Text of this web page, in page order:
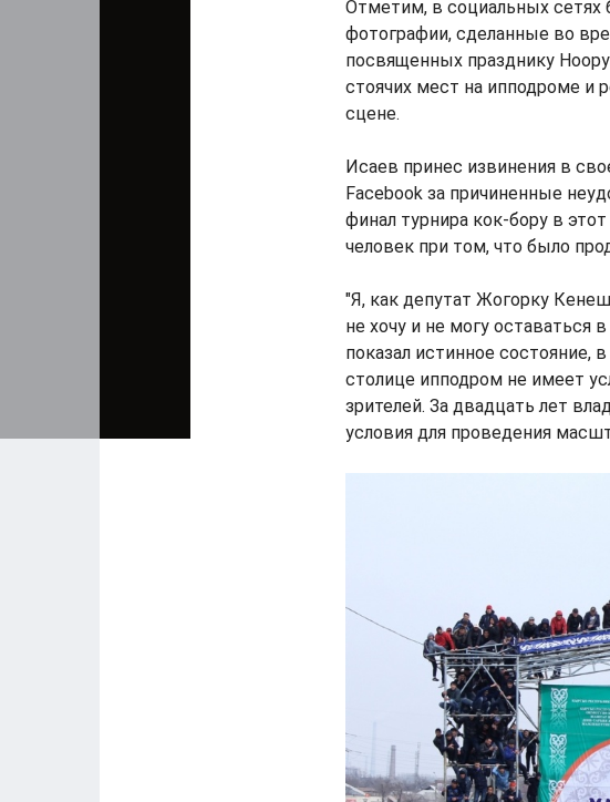
Отметим, в социальных сетях
фотографии, сделанные во
посвященных празднику
стоячих мест на ипподроме и
сцене.
Исаев принес извинения в
Facebook за причиненные
финал турнира кок-бору в
человек при том, что было
"Я, как депутат Жогорку
не хочу и не могу оставаться
показал истинное состояние,
столице ипподром не имеет
зрителей. За двадцать лет
условия для проведения